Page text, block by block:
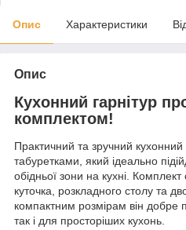
Опис Характеристики
Опис
Кухонний гарнітур
комплектом!
Практичний та зручний кухонний
табуретками, який ідеально
обідньої зони на кухні.
куточка, розкладного столу та
компактним розмірам він добре
так і для просторіших кухонь.